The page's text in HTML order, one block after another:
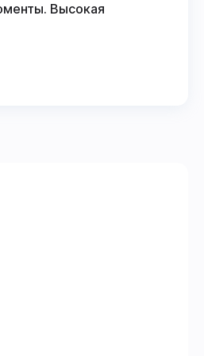
Высокая